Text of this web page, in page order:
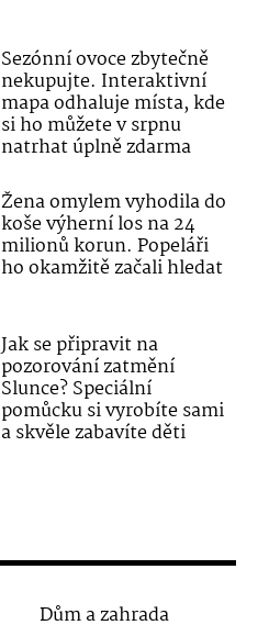
Sezónní ovoce zbytečně
nekupujte. Interaktivní
mapa odhaluje místa, kde
si ho můžete v srpnu
natrhat úplně zdarma
Žena omylem vyhodila do
koše výherní los na 24
milionů korun. Popeláři
ho okamžitě začali hledat
Jak se připravit na
pozorování zatmění
Slunce? Speciální
pomůcku si vyrobíte sami
a skvěle zabavíte děti
Dům a zahrada